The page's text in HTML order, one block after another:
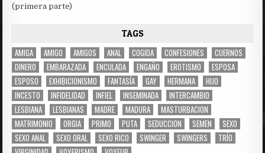
(primera parte)
TAGS
AMIGA AMIGO AMIGOS ANAL COGIDA CONFESIONES
CUERNOS
DINERO
EMBARAZADA ENCULADA ENGAÑO EROTISMO
ESPOSA
ESPOSO
EXHIBICIONISMO FANTASÍA GAY HERMANA
HIJO
INCESTO
INFIDELIDAD INFIEL INSEMINADA
INTERCAMBIO
LESBIANA
LESBIANAS MADRE MADURA
MASTURBACION
MATRIMONIO
ORGIA PRIMO PUTA SEDUCCION SEMEN
SEXO
SEXO ANAL
SEXO ORAL SEXO RICO SWINGER SWINGERS
TRÍO